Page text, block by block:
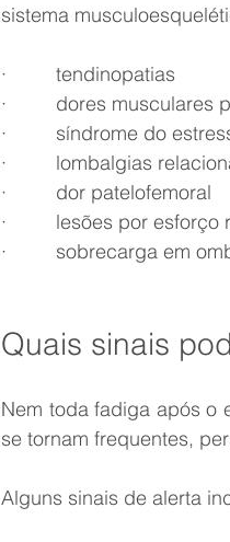
sistema
·         tendinopatias
·         dores
·         síndrome do
·         lombalgias
·         dor patelofemoral
·         lesões por
·         sobrecarga em
Quais sinais
Nem toda fadiga após o
se tornam frequentes,
Alguns sinais de alerta